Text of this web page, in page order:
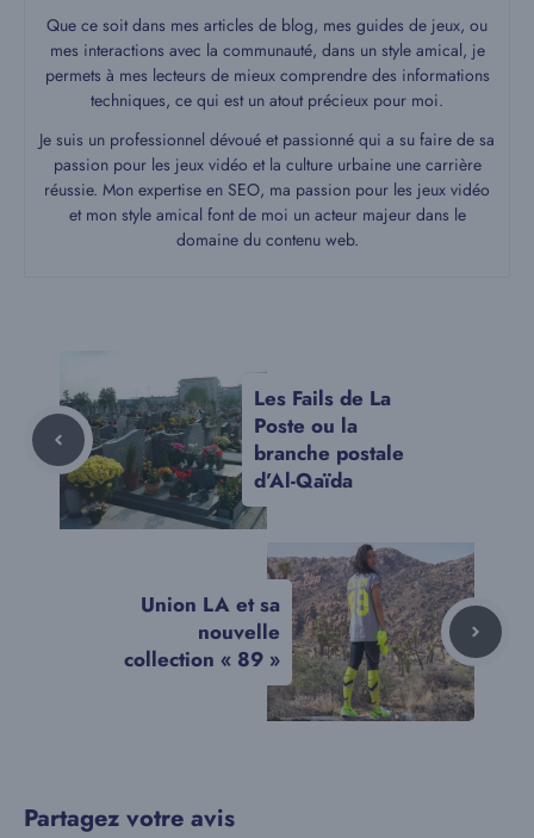
Que ce soit dans mes articles de blog, mes guides de jeux, ou
mes interactions avec la communauté, dans un style amical, je
permets à mes lecteurs de mieux comprendre des informations
techniques, ce qui est un atout précieux pour moi.
Je suis un professionnel dévoué et passionné qui a su faire de sa
passion pour les jeux vidéo et la culture urbaine une carrière
réussie. Mon expertise en SEO, ma passion pour les jeux vidéo
et mon style amical font de moi un acteur majeur dans le
domaine du contenu web.
Les Fails de La
Poste ou la
branche postale
d’Al-Qaïda
Union LA et sa
nouvelle
collection « 89 »
Partagez votre avis